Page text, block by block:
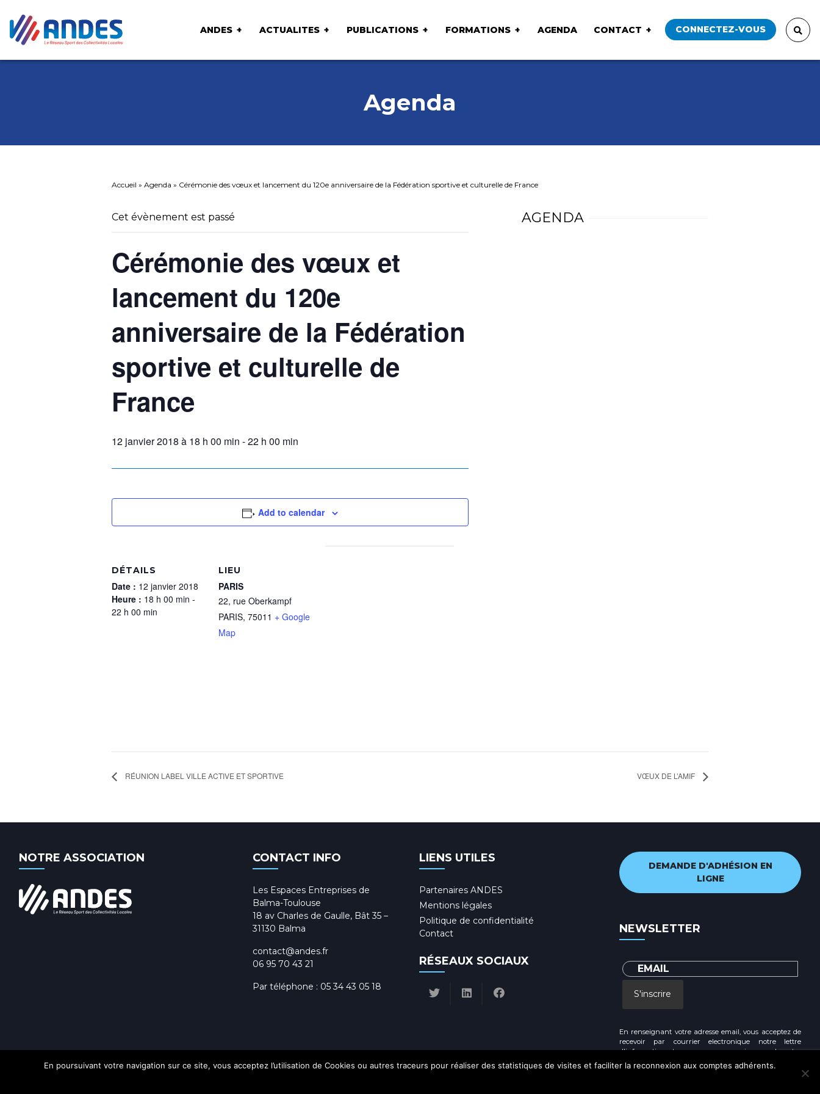
ANDES ACTUALITES PUBLICATIONS FORMATIONS AGENDA CONTACT CONNECTEZ-VOUS
Agenda
Accueil » Agenda » Cérémonie des vœux et lancement du 120e anniversaire de la Fédération sportive et culturelle de France
Cet évènement est passé
Cérémonie des vœux et
lancement du 120e
anniversaire de la Fédération
sportive et culturelle de
France
12 janvier 2018 à 18 h 00 min -22 h 00 min
Add to calendar
DÉTAILS
Date : 12 janvier 2018
Heure : 18 h 00 min -
22 h 00 min
LIEU
PARIS
22, rue Oberkampf
PARIS, 75011 + Google
Map
AGENDA
RÉUNION LABEL VILLE ACTIVE ET SPORTIVE VŒUX DE L’AMIF
NOTRE ASSOCIATION CONTACT INFO
Les Espaces Entreprises de
Balma-Toulouse
18 av Charles de Gaulle, Bât 35 –
31130 Balma
contact@andes.fr
06 95 70 43 21
Par téléphone : 05 34 43 05 18
LIENS UTILES
Partenaires ANDES
Mentions légales
Politique de confidentialité
Contact
RÉSEAUX SOCIAUX
DEMANDE D'ADHÉSION EN
LIGNE
NEWSLETTER
S'inscrire
En renseignant votre adresse email, vous acceptez de
recevoir par courrier electronique notre lettre
d'information et vous prenez connaissance de notre
Politique de confidentialité
En poursuivant votre navigation sur ce site, vous acceptez l’utilisation de Cookies ou autres traceurs pour réaliser des statistiques de visites et faciliter la reconnexion aux comptes adhérents.